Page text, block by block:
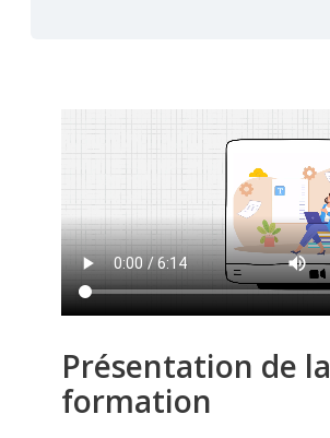
Présentation de la
formation